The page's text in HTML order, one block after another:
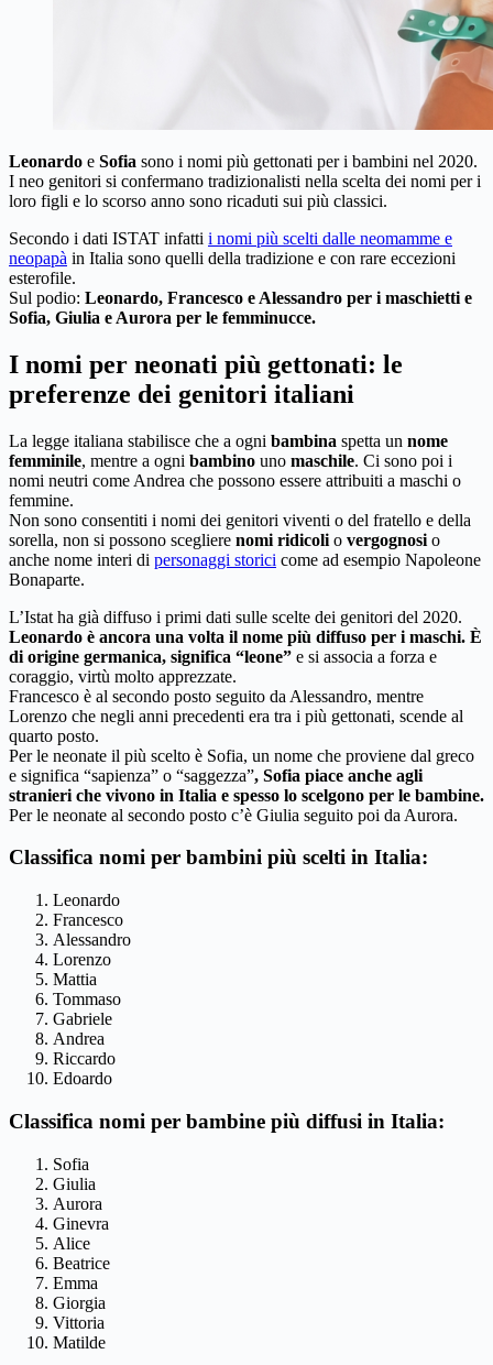
Leonardo e Sofia sono i nomi più gettonati per i bambini nel 2020.
I neo genitori si confermano tradizionalisti nella scelta dei nomi per i
loro figli e lo scorso anno sono ricaduti sui più classici.
Secondo i dati ISTAT infatti i nomi più scelti dalle neomamme e
neopapà in Italia sono quelli della tradizione e con rare eccezioni
esterofile.
Sul podio: Leonardo, Francesco e Alessandro per i maschietti e
Sofia, Giulia e Aurora per le femminucce.
I nomi per neonati più gettonati: le
preferenze dei genitori italiani
La legge italiana stabilisce che a ogni bambina spetta un nome
femminile, mentre a ogni bambino uno maschile. Ci sono poi i
nomi neutri come Andrea che possono essere attribuiti a maschi o
femmine.
Non sono consentiti i nomi dei genitori viventi o del fratello e della
sorella, non si possono scegliere nomi ridicoli o vergognosi o
anche nome interi di personaggi storici come ad esempio Napoleone
Bonaparte.
L’Istat ha già diffuso i primi dati sulle scelte dei genitori del 2020.
Leonardo è ancora una volta il nome più diffuso per i maschi. È
di origine germanica, significa “leone” e si associa a forza e
coraggio, virtù molto apprezzate.
Francesco è al secondo posto seguito da Alessandro, mentre
Lorenzo che negli anni precedenti era tra i più gettonati, scende al
quarto posto.
Per le neonate il più scelto è Sofia, un nome che proviene dal greco
e significa “sapienza” o “saggezza”, Sofia piace anche agli
stranieri che vivono in Italia e spesso lo scelgono per le bambine.
Per le neonate al secondo posto c’è Giulia seguito poi da Aurora.
Classifica nomi per bambini più scelti in Italia:
Leonardo
Francesco
Alessandro
Lorenzo
Mattia
Tommaso
Gabriele
Andrea
Riccardo
Edoardo
Classifica nomi per bambine più diffusi in Italia:
Sofia
Giulia
Aurora
Ginevra
Alice
Beatrice
Emma
Giorgia
Vittoria
Matilde